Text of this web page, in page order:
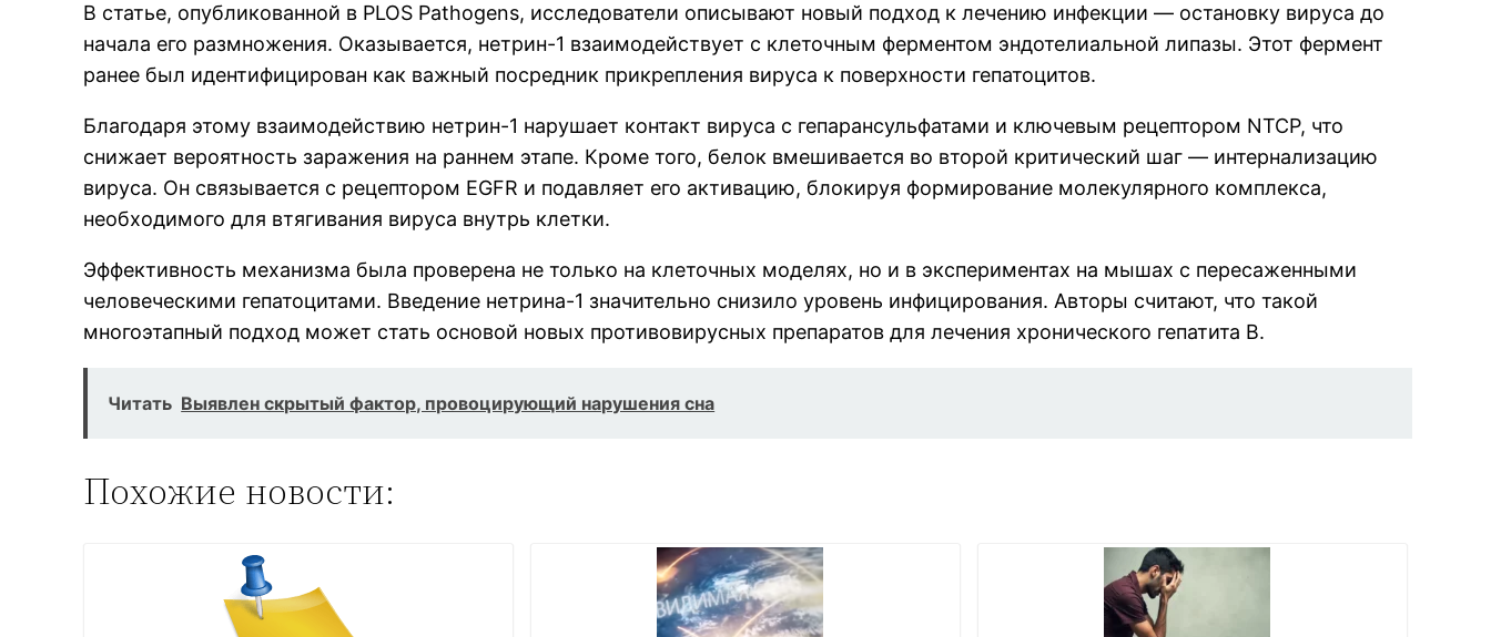
В статье, опубликованной в PLOS Pathogens, исследователи описывают новый подход к лечению инфекции — остановку вируса до
начала его размножения. Оказывается, нетрин-1 взаимодействует с клеточным ферментом эндотелиальной липазы. Этот фермент
ранее был идентифицирован как важный посредник прикрепления вируса к поверхности гепатоцитов.
Благодаря этому взаимодействию нетрин-1 нарушает контакт вируса с гепарансульфатами и ключевым рецептором NTCP, что
снижает вероятность заражения на раннем этапе. Кроме того, белок вмешивается во второй критический шаг — интернализацию
вируса. Он связывается с рецептором EGFR и подавляет его активацию, блокируя формирование молекулярного комплекса,
необходимого для втягивания вируса внутрь клетки.
Эффективность механизма была проверена не только на клеточных моделях, но и в экспериментах на мышах с пересаженными
человеческими гепатоцитами. Введение нетрина-1 значительно снизило уровень инфицирования. Авторы считают, что такой
многоэтапный подход может стать основой новых противовирусных препаратов для лечения хронического гепатита B.
Читать Выявлен скрытый фактор, провоцирующий нарушения сна
Похожие новости: